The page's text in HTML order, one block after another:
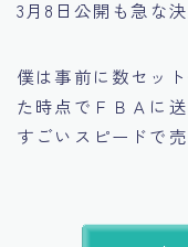
3月8日公開も急な
僕は事前に数セッ
た時点でＦＢＡに
すごいスピードで